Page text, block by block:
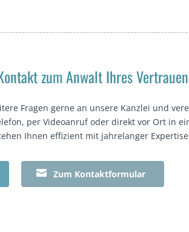
zum Anwalt Ihres
Fragen gerne an unsere Kanzlei und
per Videoanruf oder direkt vor Ort in
Ihnen effizient mit jahrelanger
 Zum Kontaktformular